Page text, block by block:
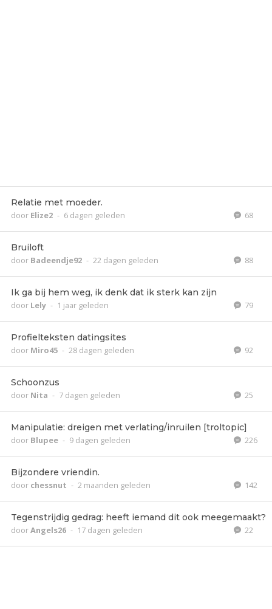
Relatie met moeder.
door Elize2 - 6 dagen geleden 68
Bruiloft
door Badeendje92 - 22 dagen geleden 88
Ik ga bij hem weg, ik denk dat ik sterk kan zijn
door Lely - 1 jaar geleden 79
Profielteksten datingsites
door Miro45 - 28 dagen geleden 92
Schoonzus
door Nita - 7 dagen geleden 25
Manipulatie: dreigen met verlating/inruilen [troltopic]
door Blupee - 9 dagen geleden 226
Bijzondere vriendin.
door chessnut - 2 maanden geleden 142
Tegenstrijdig gedrag: heeft iemand dit ook meegemaakt?
doorAngels26 - 17 dagen geleden 22